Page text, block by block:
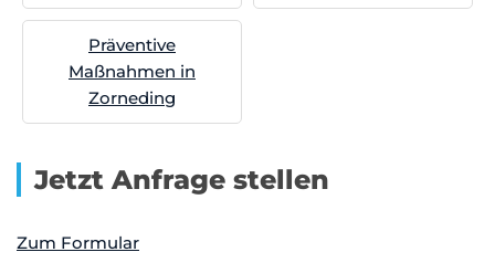
Präventive
Maßnahmen in
Zorneding
Jetzt Anfrage stellen
Zum Formular